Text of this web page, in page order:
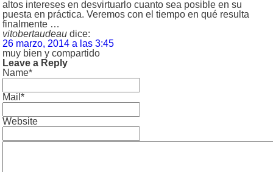
altos intereses en desvirtuarlo cuanto sea posible en su
puesta en práctica. Veremos con el tiempo en qué resulta
finalmente …
vitobertaudeau dice:
26 marzo, 2014 a las 3:45
muy bien y compartido
Leave a Reply
Name*
Mail*
Website